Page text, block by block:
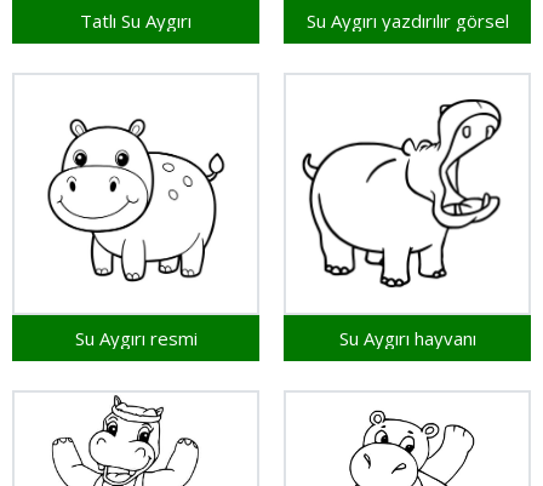
Tatlı Su Aygırı Su Aygırı yazdırılır görsel
Su Aygırı resmi Su Aygırı hayvanı